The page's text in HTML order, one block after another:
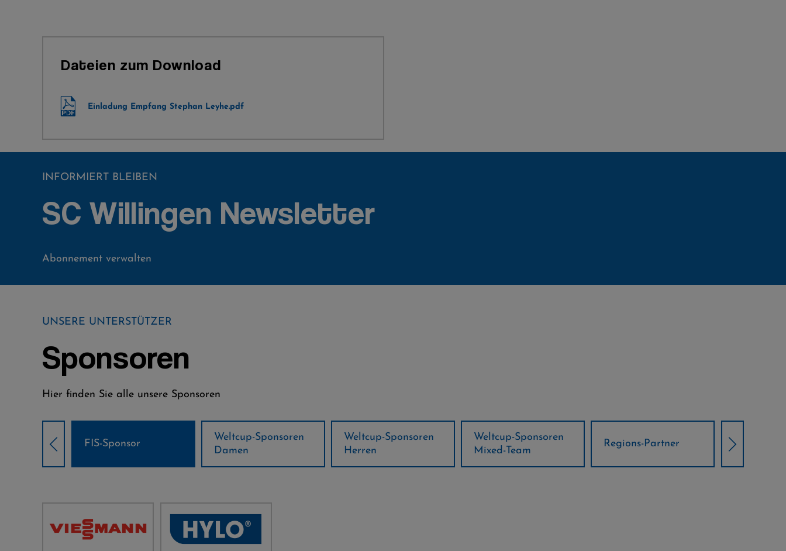
Dateien zum Download
Einladung Empfang Stephan Leyhe.pdf
INFORMIERT BLEIBEN
SC Willingen Newsletter
Abonnement verwalten
UNSERE UNTERSTÜTZER
Sponsoren
Hier finden Sie alle unsere Sponsoren
Weltcup-Sponsoren
Damen
Weltcup-Sponsoren
Herren
Weltcup-Sponsoren
Mixed-Team
Regions-Partner
Örtliche Weltcup-
Partner
Klima